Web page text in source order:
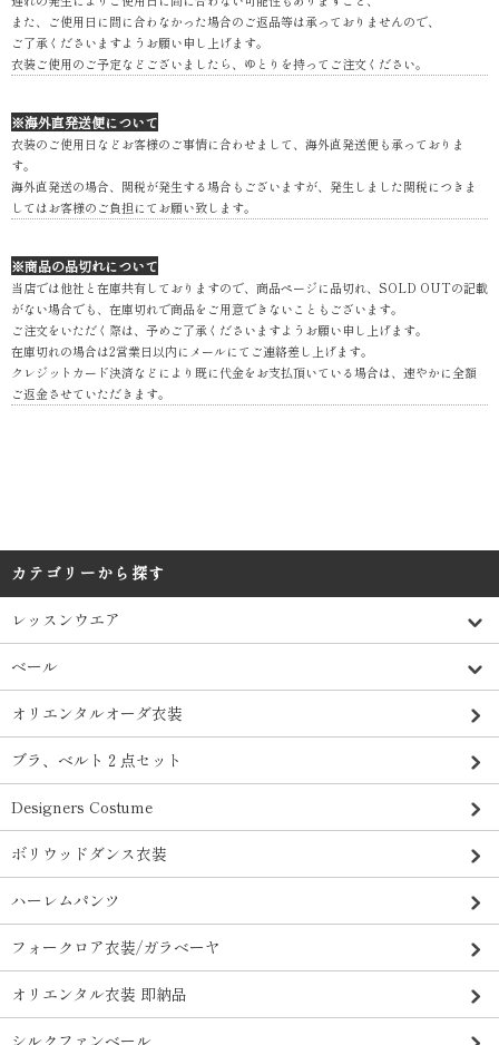
また、ご使用日に間に合わなかった場合のご返品等は承っておりませんので、
ご了承くださいますようお願い申し上げます。
衣装ご使用のご予定などございましたら、ゆとりを持ってご注文ください。
※海外直発送便について
衣装のご使用日などお客様のご事情に合わせまして、海外直発送便も承っておりま
す。
海外直発送の場合、関税が発生する場合もございますが、発生しました関税につきま
してはお客様のご負担にてお願い致します。
※商品の品切れについて
当店では他社と在庫共有しておりますので、商品ページに品切れ、SOLD OUTの記載
がない場合でも、在庫切れで商品をご用意できないこともございます。
ご注文をいただく際は、予めご了承くださいますようお願い申し上げます。
在庫切れの場合は2営業日以内にメールにてご連絡差し上げます。
クレジットカード決済などにより既に代金をお支払頂いている場合は、速やかに全額
ご返金させていただきます。
カテゴリーから探す
レッスンウエア
ベール
オリエンタルオーダ衣装
ブラ、ベルト２点セット
Designers Costume
ボリウッドダンス衣装
ハーレムパンツ
フォークロア衣装/ガラベーヤ
オリエンタル衣装 即納品
シルクファンベール